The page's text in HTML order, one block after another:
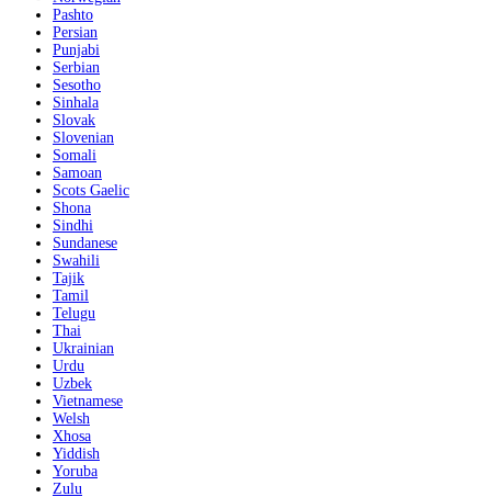
Pashto
Persian
Punjabi
Serbian
Sesotho
Sinhala
Slovak
Slovenian
Somali
Samoan
Scots Gaelic
Shona
Sindhi
Sundanese
Swahili
Tajik
Tamil
Telugu
Thai
Ukrainian
Urdu
Uzbek
Vietnamese
Welsh
Xhosa
Yiddish
Yoruba
Zulu